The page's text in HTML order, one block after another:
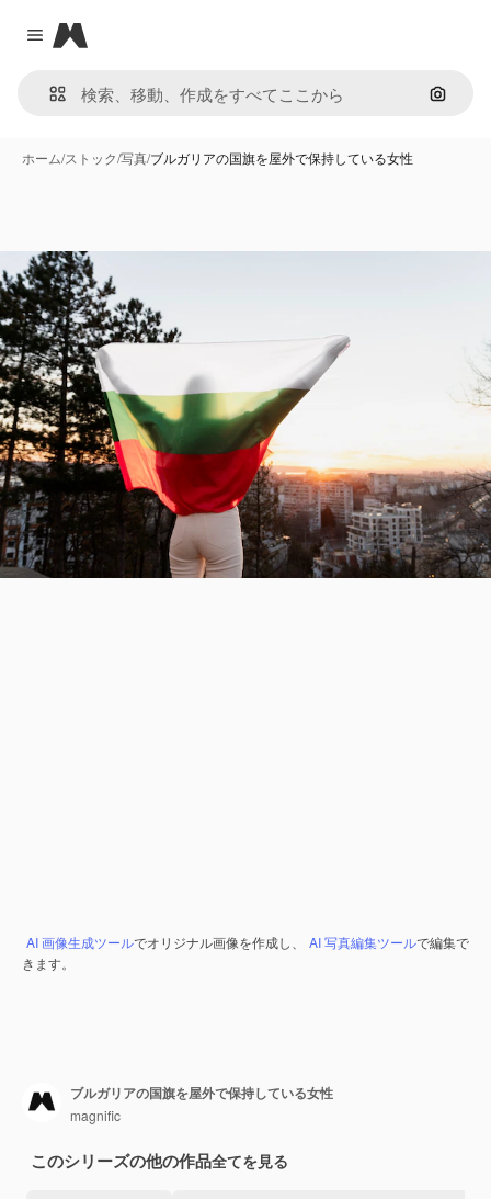
Close menu
Magnific
画像で
ホーム/ストック/写真/ブルガリアの国旗を屋外で保持している女性
AI 画像生成ツールでオリジナル画像を作成し、 AI 写真編集ツールで編集で
きます。
ブルガリアの国旗を屋外で保持している女性
magnific
このシリーズの他の作品全てを見る